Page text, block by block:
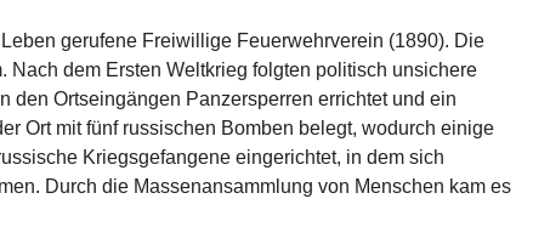
gerufene Freiwillige Feuerwehrverein (1890). Die
dem Ersten Weltkrieg folgten politisch un­sichere
den Ortseingängen Panzersperren errichtet und ein
Ort mit fünf russischen Bomben be­legt, wodurch einige
Kriegsgefangene eingerichtet, in dem sich
Durch die Massenansammlung von Menschen kam es